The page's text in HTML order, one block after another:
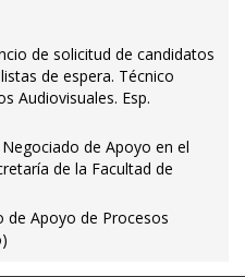
de solicitud de candidatos
de espera. Técnico
Audiovisuales. Esp.
de Apoyo en el
de la Facultad de
de Apoyo de Procesos